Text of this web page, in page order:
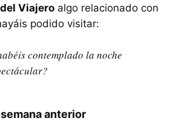
Viajero algo relacionado con
podido visitar:
contemplado la noche
anterior